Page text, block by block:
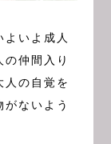
いよ成人
仲間入り
人の自覚を
ないよう